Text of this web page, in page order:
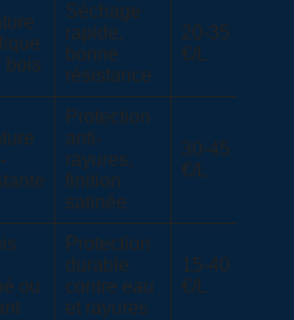
bois
Séchage
rapide,
bonne
résistance
20-35
€/L
Protection
anti-
rayures,
finition
satinée
30-45
€/L
ou
Protection
durable
contre eau
et rayures
15-40
€/L